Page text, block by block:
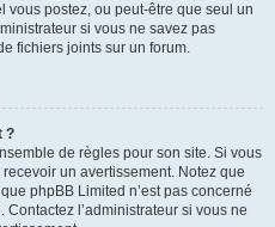
vous postez, ou peut-être que seul un
si vous ne savez pas
fichiers joints sur un forum.
?
de règles pour son site. Si vous
un avertissement. Notez que
phpBB Limited n’est pas concerné
l’administrateur si vous ne